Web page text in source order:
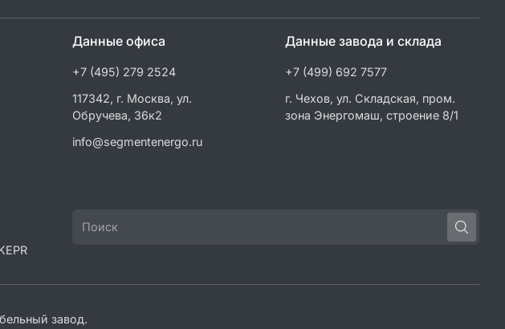
Данные офиса
+7 (495) 279 2524
117342, г. Москва, ул.
Обручева, 36к2
info@segmentenergo.ru
Данные завода и склада
+7 (499) 692 7577
г. Чехов, ул. Складская, пром.
зона Энергомаш, строение 8/1
завод.